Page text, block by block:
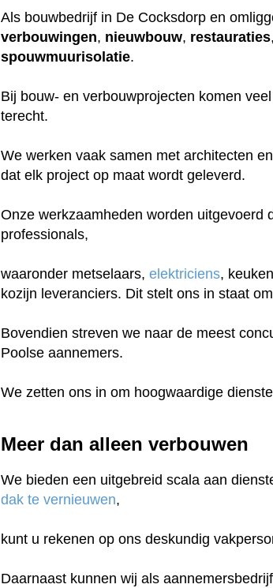
Als bouwbedrijf in De Cocksdorp en
verbouwingen, nieuwbouw, restauraties
spouwmuurisolatie.
Bij bouw- en verbouwprojecten komen
terecht.
We werken vaak samen met architecten
dat elk project op maat wordt geleverd.
Onze werkzaamheden worden uitgevoerd
professionals,
waaronder metselaars,elektriciens,
kozijn leveranciers. Dit stelt ons in staat
Bovendien streven we naar de meest
Poolse aannemers.
We zetten ons in om hoogwaardige
Meer dan alleen verbouwen
We bieden een uitgebreid scala aan
dak te vernieuwen,
kunt u rekenen op ons deskundig
Daarnaast kunnen wij als